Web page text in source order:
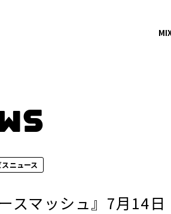
ニュース
ースマッシュ』7月14